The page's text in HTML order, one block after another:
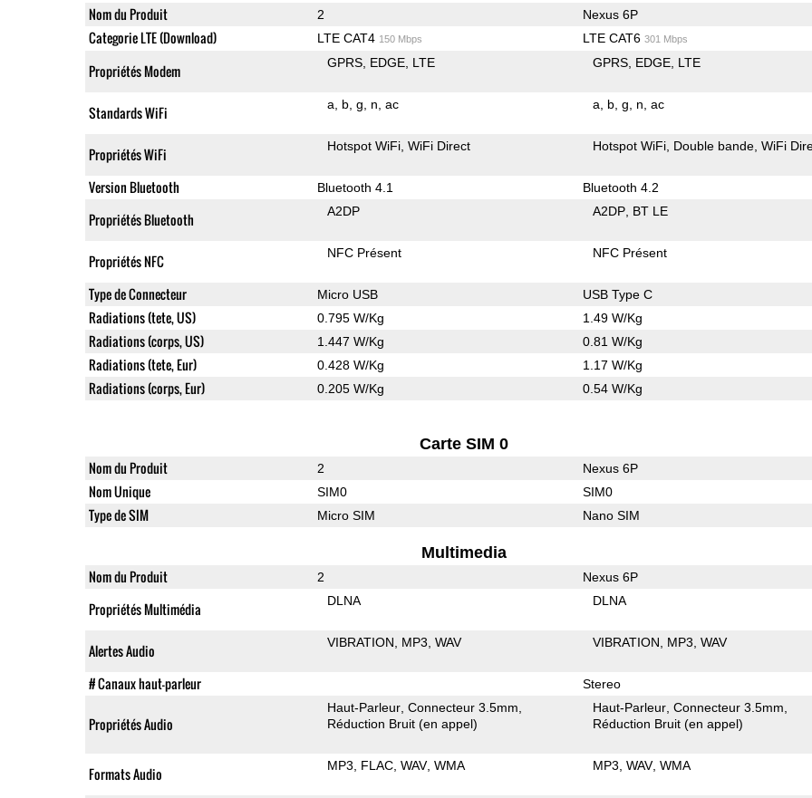
Nom du Produit 2 Nexus 6P
Categorie LTE (Download) LTE CAT4 150 Mbps LTE CAT6 301 Mbps
Propriétés Modem GPRS EDGE LTE GPRS EDGE LTE
Standards WiFi a b g n ac a b g n ac
Propriétés WiFi Hotspot WiFi WiFi Direct Hotspot WiFi Double bande WiFi
Version Bluetooth Bluetooth 4.1 Bluetooth 4.2
Propriétés Bluetooth A2DP A2DP BT LE
Propriétés NFC NFC Présent NFC Présent
Type de Connecteur Micro USB USB Type C
Radiations (tete, US) 0.795 W/Kg 1.49 W/Kg
Radiations (corps, US) 1.447 W/Kg 0.81 W/Kg
Radiations (tete, Eur) 0.428 W/Kg 1.17 W/Kg
Radiations (corps, Eur) 0.205 W/Kg 0.54 W/Kg
Carte SIM 0
Nom du Produit 2 Nexus 6P
Nom Unique SIM0 SIM0
Type de SIM Micro SIM Nano SIM
Multimedia
Nom du Produit 2 Nexus 6P
Propriétés Multimédia DLNA DLNA
Alertes Audio VIBRATION MP3 WAV VIBRATION MP3 WAV
# Canaux haut-parleur Stereo
Propriétés Audio
Haut-Parleur Connecteur 3.5mm
Réduction Bruit (en appel)
Haut-Parleur Connecteur 3.5mm
Réduction Bruit (en appel)
Formats Audio MP3 FLAC WAV WMA MP3 WAV WMA